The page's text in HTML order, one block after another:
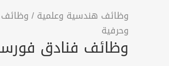
وظائف هندسية وعلمية / وظائف
وحرفية
وظائف فنادق